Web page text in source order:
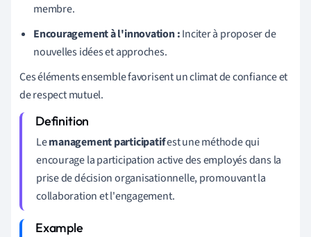
membre.
Encouragement à l'innovation :Inciter à proposer de
nouvelles idées et approches.
Ces éléments ensemble favorisent un climat de confiance et
de respect mutuel.
Lemanagement participatifest une méthode qui
encourage la participation active des employés dans la
prise de décision organisationnelle, promouvant la
collaboration et l'engagement.